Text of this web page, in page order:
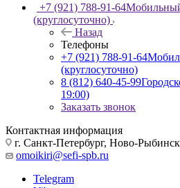
+7 (921) 788-91-64
(круглосуточно)
Назад
Телефоны
+7 (921) 788-91-64
(круглосуточно)
8 (812) 640-45-99
19:00)
Заказать звонок
Контактная информация
г. Санкт-Петербург, Ново-
omoikiri@sefi-spb.ru
Telegram